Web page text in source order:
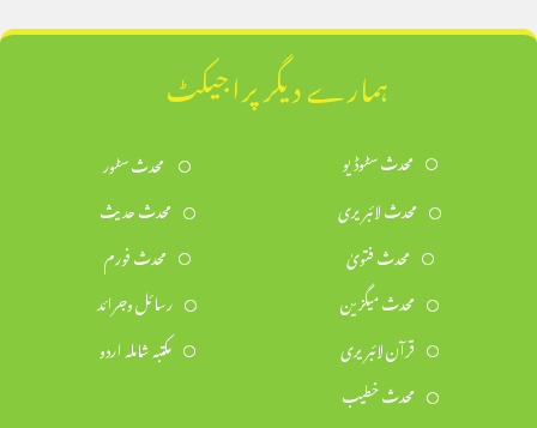
ہمارے دیگر پراجیکٹ
محدث سٹوڈیو
محدث سٹور
محدث لائبریری
محدث حدیث
محدث فتویٰ
محدث فورم
محدث میگزین
رسائل وجرائد
قرآن لائبریری
مکتبہ شاملہ اردو
محدث خطیب